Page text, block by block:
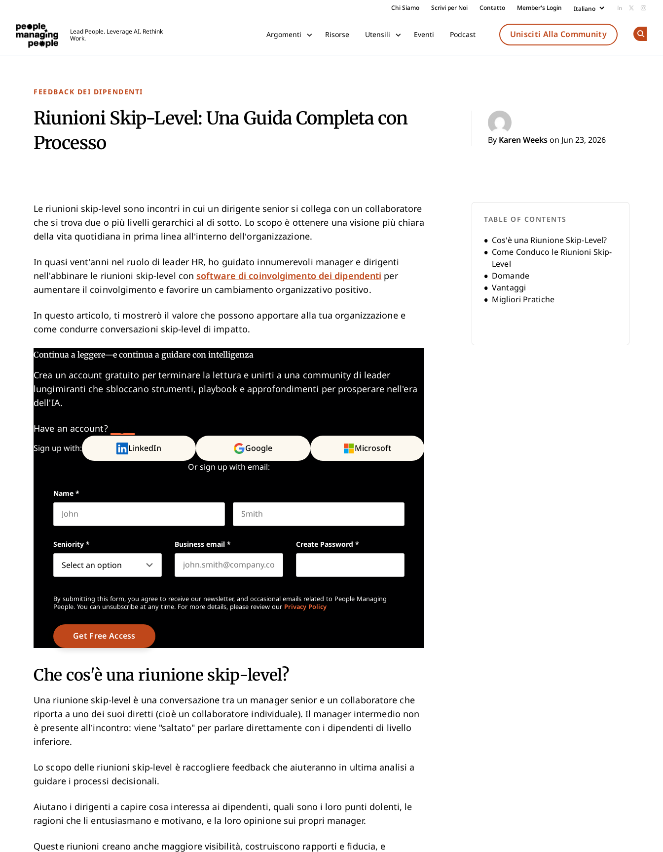
Chi Siamo Scrivi per Noi Contatto Member's Login Add us on
Follow
Lead People. Leverage AI. Rethink
Work.
Argomenti Risorse Utensili Eventi Podcast Unisciti Alla Community
FEEDBACK DEI DIPENDENTI
Riunioni Skip-Level: Una Guida Completa con
Processo
By Karen Weeks on Jun 23, 2026
Le riunioni skip-level sono incontri in cui un dirigente senior si collega con un collaboratore
che si trova due o più livelli gerarchici al di sotto. Lo scopo è ottenere una visione più chiara
della vita quotidiana in prima linea all’interno dell’organizzazione.
In quasi vent’anni nel ruolo di leader HR, ho guidato innumerevoli manager e dirigenti
nell'abbinare le riunioni skip-level consoftware di coinvolgimento dei dipendenti per
aumentare il coinvolgimento e favorire un cambiamento organizzativo positivo.
In questo articolo, ti mostrerò il valore che possono apportare alla tua organizzazione e
come condurre conversazioni skip-level di impatto.
Continua a leggere—e continua a guidare con intelligenza
Crea un account gratuito per terminare la lettura e unirti a una community di leader
lungimiranti che sbloccano strumenti, playbook e approfondimenti per prosperare nell'era
dell'IA.
Have an account?
Sign up with: LinkedIn Google Microsoft
Or sign up with email:
Name *
Seniority * Business email * Create Password *
By submitting this form, you agree to receive our newsletter, and occasional emails related to People Managing
People. You can unsubscribe at any time. For more details, please review our Privacy Policy
Che cos'è una riunione skip-level?
Una riunione skip-level è una conversazione tra un manager senior e un collaboratore che
riporta a uno dei suoi diretti (cioè un collaboratore individuale). Il manager intermedio non
è presente all’incontro: viene "saltato" per parlare direttamente con i dipendenti di livello
inferiore.
Lo scopo delle riunioni skip-level è raccogliere feedback che aiuteranno in ultima analisi a
guidare i processi decisionali.
Aiutano i dirigenti a capire cosa interessa ai dipendenti, quali sono i loro punti dolenti, le
ragioni che li entusiasmano e motivano, e la loro opinione sui propri manager.
Queste riunioni creano anche maggiore visibilità, costruiscono rapporti e fiducia, e
TABLE OF CONTENTS
Cos'è una Riunione Skip-Level?
Come Conduco le Riunioni Skip-
Level
Domande
Vantaggi
Migliori Pratiche